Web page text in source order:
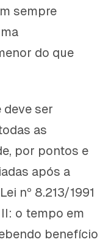
sempre
do que
deve ser
as
por pontos e
após a
nº 8.213/1991
o tempo em
benefício